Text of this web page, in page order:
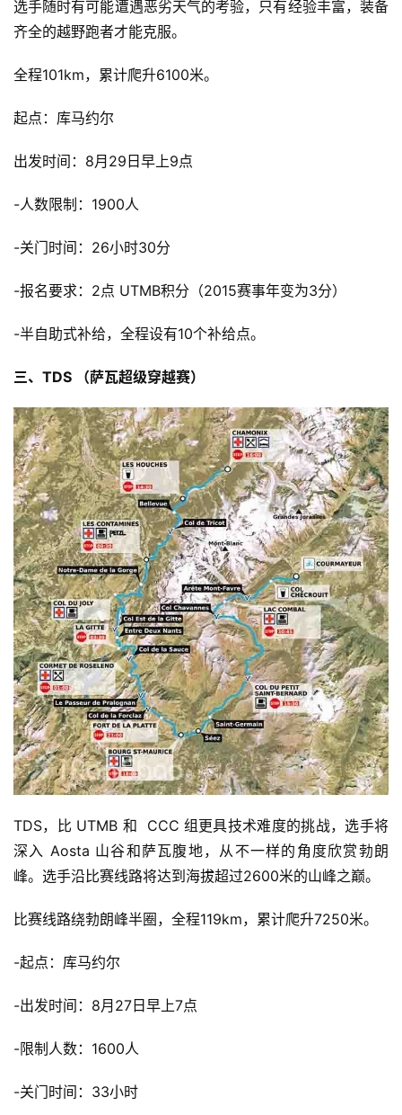
赛
观
选手随时有可能遭遇恶劣天气的考验，只有经验丰富，装备
齐全的越野跑者才能克服。
全程101km，累计爬升6100米。
起点：库马约尔
出发时间：8月29日早上9点
-人数限制：1900人
-关门时间：26小时30分
-报名要求：2点 UTMB积分（2015赛事年变为3分）
-半自助式补给，全程设有10个补给点。
三、TDS （萨瓦超级穿越赛）
TDS，比 UTMB 和  CCC 组更具技术难度的挑战，选手将
深入 Aosta 山谷和萨瓦腹地，从不一样的角度欣赏勃朗
峰。选手沿比赛线路将达到海拔超过2600米的山峰之巅。
比赛线路绕勃朗峰半圈，全程119km，累计爬升7250米。
-起点：库马约尔
-出发时间：8月27日早上7点
-限制人数：1600人
-关门时间：33小时